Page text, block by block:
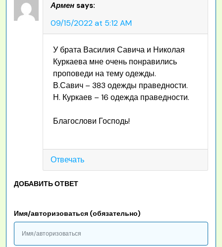
Армен says:
09/15/2022 at 5:12 AM
У брата Василия Савича и Николая
Куркаева мне очень понравились
проповеди на тему одежды.
В.Савич – 383 одежды праведности.
Н. Куркаев – 16 одежда праведности.
Благослови Господь!
Отвечать
ДОБАВИТЬ ОТВЕТ
Имя/авторизоваться (обязательно)